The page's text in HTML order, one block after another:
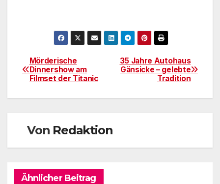
Beitragsnavigation
35 Jahre Autohaus
Gänsicke – gelebte
Tradition
Mörderische
Dinnershow am
Filmset der Titanic
Von Redaktion
Ähnlicher Beitrag